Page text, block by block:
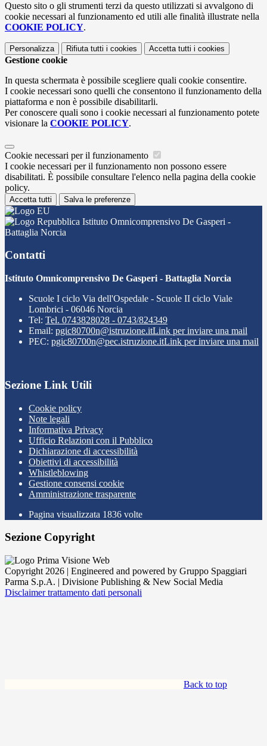
Questo sito o gli strumenti terzi da questo utilizzati si avvalgono di
cookie necessari al funzionamento ed utili alle finalità illustrate nella
COOKIE POLICY.
Personalizza Rifiuta tutti i cookies Accetta tutti i cookies
Gestione cookie
In questa schermata è possibile scegliere quali cookie consentire.
I cookie necessari sono quelli che consentono il funzionamento della
piattaforma e non è possibile disabilitarli.
Per conoscere quali sono i cookie necessari al funzionamento potete
visionare la COOKIE POLICY.
Cookie necessari per il funzionamento
I cookie necessari per il funzionamento non possono essere
disabilitati. È possibile consultare l'elenco nella pagina della cookie
policy.
Accetta tutti Salva le preferenze
Istituto Omnicomprensivo De Gasperi -
Battaglia Norcia
Contatti
Istituto Omnicomprensivo De Gasperi - Battaglia Norcia
Scuole I ciclo Via dell'Ospedale - Scuole II ciclo Viale
Lombrici - 06046 Norcia
Tel: Tel. 0743828028 - 0743/824349
Email: pgic80700n@istruzione.itLink per inviare una mail
PEC: pgic80700n@pec.istruzione.itLink per inviare una mail
Sezione Link Utili
Cookie policy
Note legali
Informativa Privacy
Ufficio Relazioni con il Pubblico
Dichiarazione di accessibilità
Obiettivi di accessibilità
Whistleblowing
Gestione consensi cookie
Amministrazione trasparente
Pagina visualizzata 1836 volte
Sezione Copyright
Copyright 2026 | Engineered and powered by Gruppo Spaggiari
Parma S.p.A. | Divisione Publishing & New Social Media
Disclaimer trattamento dati personali
Back to top